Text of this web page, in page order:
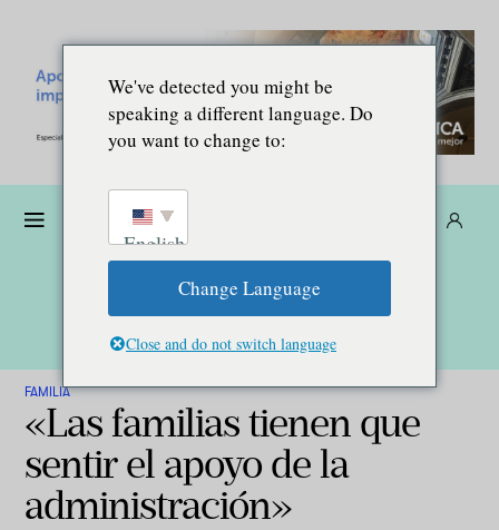
FAMILIA
«Las familias tienen que
sentir el apoyo de la
administración»
We've detected you might be
speaking a different language. Do
you want to change to:
English
Change Language
Close and do not switch language